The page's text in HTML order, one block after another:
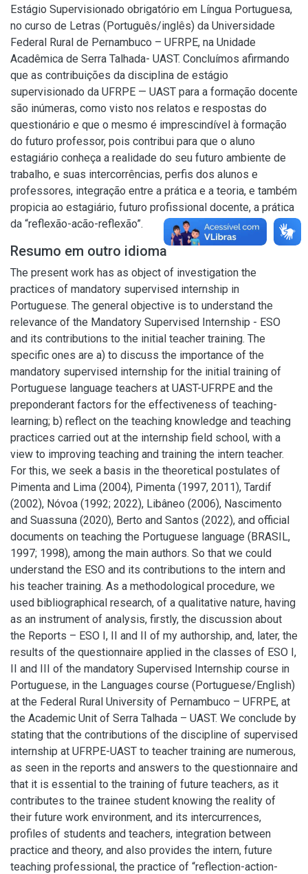
Estágio Supervisionado obrigatório em Língua Portuguesa,
no curso de Letras (Português/inglês) da Universidade
Federal Rural de Pernambuco – UFRPE, na Unidade
Acadêmica de Serra Talhada- UAST. Concluímos afirmando
que as contribuições da disciplina de estágio
supervisionado da UFRPE — UAST para a formação docente
são inúmeras, como visto nos relatos e respostas do
questionário e que o mesmo é imprescindível à formação
do futuro professor, pois contribui para que o aluno
estagiário conheça a realidade do seu futuro ambiente de
trabalho, e suas intercorrências, perfis dos alunos e
professores, integração entre a prática e a teoria, e também
propicia ao estagiário, futuro profissional docente, a prática
da “reflexão-acão-reflexão”.
Resumo em outro idioma
The present work has as object of investigation the
practices of mandatory supervised internship in
Portuguese. The general objective is to understand the
relevance of the Mandatory Supervised Internship - ESO
and its contributions to the initial teacher training. The
specific ones are a) to discuss the importance of the
mandatory supervised internship for the initial training of
Portuguese language teachers at UAST-UFRPE and the
preponderant factors for the effectiveness of teaching-
learning; b) reflect on the teaching knowledge and teaching
practices carried out at the internship field school, with a
view to improving teaching and training the intern teacher.
For this, we seek a basis in the theoretical postulates of
Pimenta and Lima (2004), Pimenta (1997, 2011), Tardif
(2002), Nóvoa (1992; 2022), Libâneo (2006), Nascimento
and Suassuna (2020), Berto and Santos (2022), and official
documents on teaching the Portuguese language (BRASIL,
1997; 1998), among the main authors. So that we could
understand the ESO and its contributions to the intern and
his teacher training. As a methodological procedure, we
used bibliographical research, of a qualitative nature, having
as an instrument of analysis, firstly, the discussion about
the Reports – ESO I, II and II of my authorship, and, later, the
results of the questionnaire applied in the classes of ESO I,
II and III of the mandatory Supervised Internship course in
Portuguese, in the Languages course (Portuguese/English)
at the Federal Rural University of Pernambuco – UFRPE, at
the Academic Unit of Serra Talhada – UAST. We conclude by
stating that the contributions of the discipline of supervised
internship at UFRPE-UAST to teacher training are numerous,
as seen in the reports and answers to the questionnaire and
that it is essential to the training of future teachers, as it
contributes to the trainee student knowing the reality of
their future work environment, and its intercurrences,
profiles of students and teachers, integration between
practice and theory, and also provides the intern, future
teaching professional, the practice of “reflection-action-